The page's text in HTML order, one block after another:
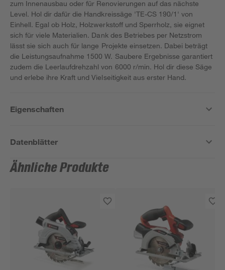
zum Innenausbau oder für Renovierungen auf das nächste
Level. Hol dir dafür die Handkreissäge 'TE-CS 190/1' von
Einhell. Egal ob Holz, Holzwerkstoff und Sperrholz, sie eignet
sich für viele Materialien. Dank des Betriebes per Netzstrom
lässt sie sich auch für lange Projekte einsetzen. Dabei beträgt
die Leistungsaufnahme 1500 W. Saubere Ergebnisse garantiert
zudem die Leerlaufdrehzahl von 6000 r/min. Hol dir diese Säge
und erlebe ihre Kraft und Vielseitigkeit aus erster Hand.
Eigenschaften
Datenblätter
Ähnliche Produkte